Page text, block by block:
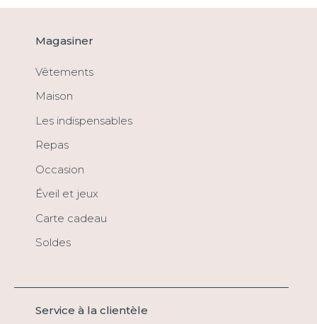
Magasiner
Vêtements
Maison
Les indispensables
Repas
Occasion
Éveil et jeux
Carte cadeau
Soldes
Service à la clientèle